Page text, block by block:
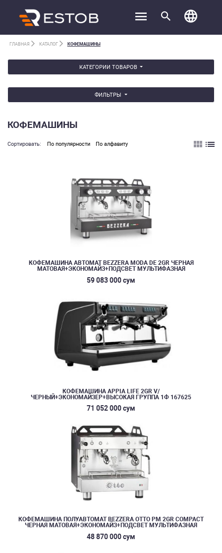
ГЛАВНАЯ КАТАЛОГ КОФЕМАШИНЫ
КАТЕГОРИИ ТОВАРОВ
ФИЛЬТРЫ
КОФЕМАШИНЫ
Cортировать: По популярности По алфавиту
КОФЕМАШИНА АВТОМАТ BEZZERA MODA DE 2GR ЧЕРНАЯ
МАТОВАЯ+ЭКОНОМАЙЗ+ПОДСВЕТ МУЛЬТИФАЗНАЯ
59 083 000 сум
КОФЕМАШИНА APPIA LIFE 2GR V/
ЧЕРНЫЙ+ЭКОНОМАЙЗЕР+ВЫСОКАЯ ГРУППА 1Ф 167625
71 052 000 сум
КОФЕМАШИНА ПОЛУАВТОМАТ BEZZERA OTTO PM 2GR COMPACT
ЧЕРНАЯ МАТОВАЯ+ЭКОНОМАЙЗ+ПОДСВЕТ МУЛЬТИФАЗНАЯ
48 870 000 сум